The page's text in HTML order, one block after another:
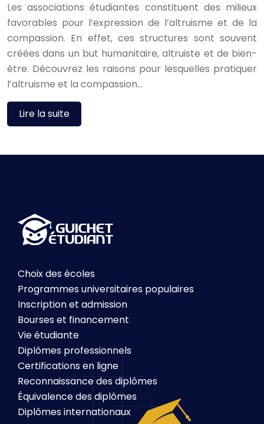
Les associations étudiantes constituent des milieux
favorables pour l’expression de l’altruisme et de la
compassion. En effet, ces structures sont souvent
créées dans un but humanitaire, altruiste et de bien-
être. Découvrez les raisons pour lesquelles pratiquer
l’altruisme et la compassion…
Lire la suite
Choix des écoles
Programmes universitaires populaires
Inscription et admission
Bourses et financement
Vie étudiante
Diplômes professionnels
Certifications en ligne
Reconnaissance des diplômes
Équivalence des diplômes
Diplômes internationaux